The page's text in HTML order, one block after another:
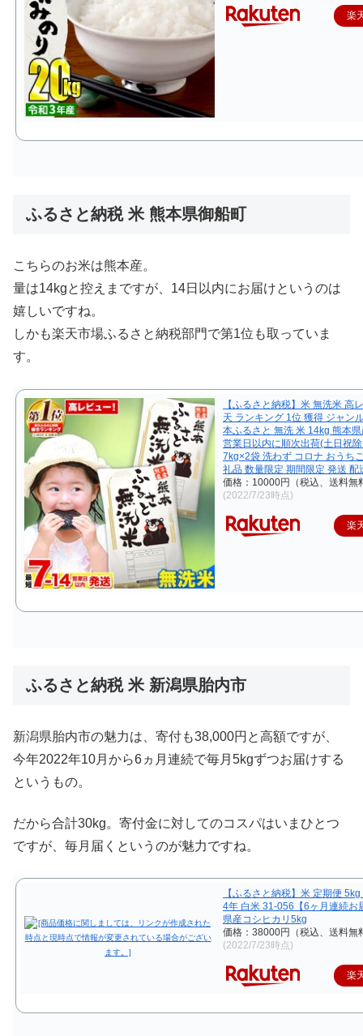
楽
ふるさと納税 米 熊本県御船町
こちらのお米は熊本産。
量は14kgと控えまですが、14日以内にお届けというのは
嬉しいですね。
しかも楽天市場ふるさと納税部門で第1位も取っていま
す。
【ふるさと納税】米 無洗米 高
天 ランキング 1位 獲得 ジャン
本ふるさと 無洗 米 14kg 熊本
営業日以内に順次出荷(土日祝
7kg×2袋 洗わず コロナ おうち
礼品 数量限定 期間限定 発送 配
価格：10000円（税込、送料無
(2022/7/23時点)
楽
ふるさと納税 米 新潟県胎内市
新潟県胎内市の魅力は、寄付も38,000円と高額ですが、
今年2022年10月から6ヵ月連続で毎月5kgずつお届けする
というもの。
だから合計30kg。寄付金に対してのコスパはいまひとつ
ですが、毎月届くというのが魅力ですね。
【ふるさと納税】米 定期便
4年 白米 31-056【6ヶ月連続お
県産コシヒカリ5kg
価格：38000円（税込、送料無
(2022/7/23時点)
楽